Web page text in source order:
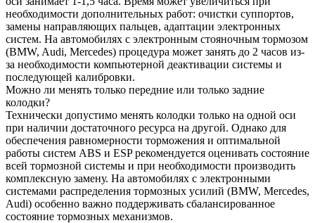
необходимости дополнительных работ: очистки суппортов,
замены направляющих пальцев, адаптации электронных
систем. На автомобилях с электронным стояночным тормозом
(BMW, Audi, Mercedes) процедура может занять до 2 часов из-
за необходимости компьютерной деактивации системы и
последующей калибровки.
Можно ли менять только передние или только задние
колодки?
Технически допустимо менять колодки только на одной оси
при наличии достаточного ресурса на другой. Однако для
обеспечения равномерности торможения и оптимальной
работы систем ABS и ESP рекомендуется оценивать состояние
всей тормозной системы и при необходимости производить
комплексную замену. На автомобилях с электронными
системами распределения тормозных усилий (BMW, Mercedes,
Audi) особенно важно поддерживать сбалансированное
состояние тормозных механизмов.